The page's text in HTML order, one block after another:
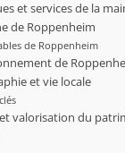
et services de la
de Roppenheim
de Roppenheim
de
et vie locale
valorisation du